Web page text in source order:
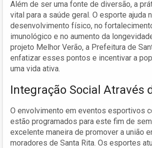
Além de ser uma fonte de diversão, a
vital para a saúde geral. O esporte ajuda
desenvolvimento físico, no
imunológico e no aumento da
projeto Melhor Verão, a Prefeitura de
enfatizar esses pontos e incentivar a
uma vida ativa.
Integração Social Através
O envolvimento em eventos esportivos
estão programados para este fim de
excelente maneira de promover a união
moradores de Santa Rita. Os esportes